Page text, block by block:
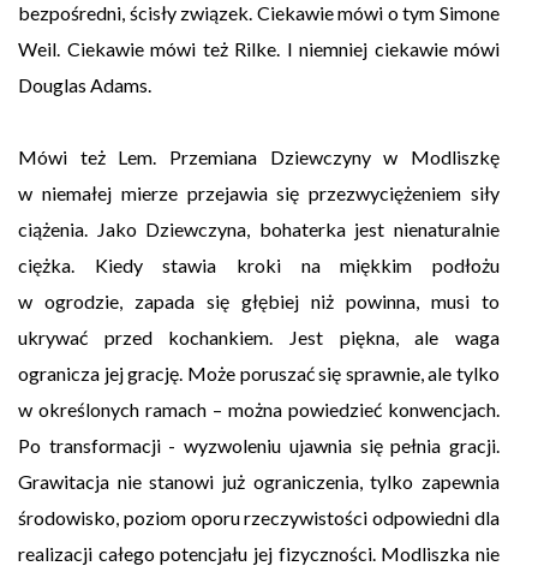
bezpośredni, ścisły związek. Ciekawie mówi o tym Simone
Weil. Ciekawie mówi też Rilke. I niemniej ciekawie mówi
Douglas Adams.
Mówi też Lem. Przemiana Dziewczyny w Modliszkę
w niemałej mierze przejawia się przezwyciężeniem siły
ciążenia. Jako Dziewczyna, bohaterka jest nienaturalnie
ciężka. Kiedy stawia kroki na miękkim podłożu
w ogrodzie, zapada się głębiej niż powinna, musi to
ukrywać przed kochankiem. Jest piękna, ale waga
ogranicza jej grację. Może poruszać się sprawnie, ale tylko
w określonych ramach – można powiedzieć konwencjach.
Po transformacji - wyzwoleniu ujawnia się pełnia gracji.
Grawitacja nie stanowi już ograniczenia, tylko zapewnia
środowisko, poziom oporu rzeczywistości odpowiedni dla
realizacji całego potencjału jej fizyczności. Modliszka nie